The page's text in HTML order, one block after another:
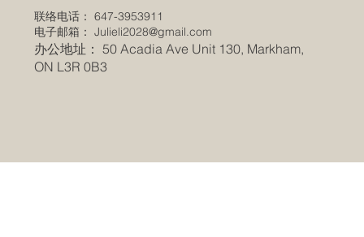
联络电话： 647-3953911
电子邮箱：Julieli2028@gmail.com
办公地址： 50 Acadia Ave Unit 130, Markham,
ON L3R 0B3